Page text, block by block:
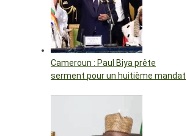
Cameroun : Paul Biya prête
serment pour un huitième mandat